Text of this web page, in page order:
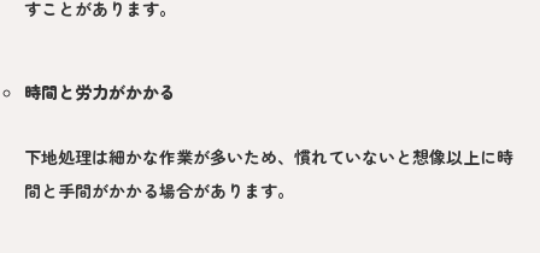
すことがあります。
時間と労力がかかる
下地処理は細かな作業が多いため、慣れていないと想像以上に時
間と手間がかかる場合があります。